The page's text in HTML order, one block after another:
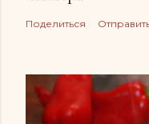
Поделиться